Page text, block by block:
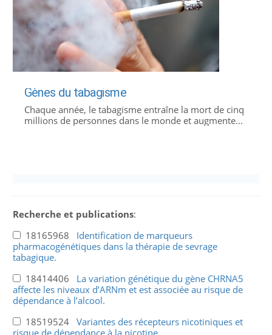
Gènes du tabagisme
Chaque année, le tabagisme entraîne la mort de cinq
millions de personnes dans le monde et augmente...
Recherche et publications:
18165968 Identification de marqueurs
pharmacogénétiques dans la thérapie de sevrage
tabagique.
18414406 La variation génétique du gène CHRNA5
affecte les niveaux d’ARNm et est associée au risque de
dépendance à l’alcool.
18519524 Variantes des récepteurs nicotiniques et
risque de dépendance à la nicotine.